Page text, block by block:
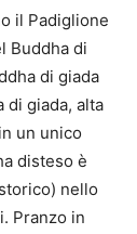
il Padiglione
Buddha di
di giada
di giada, alta
un unico
disteso è
nello
Pranzo in